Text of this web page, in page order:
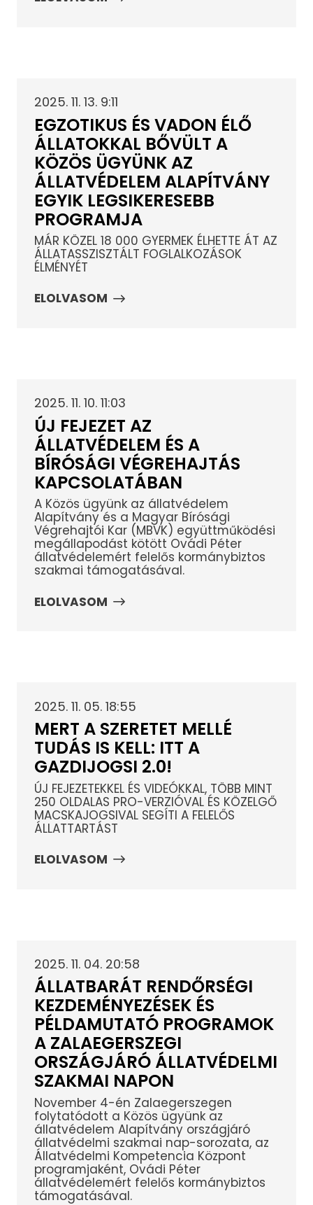
2025. 11. 13. 9:11
EGZOTIKUS ÉS VADON ÉLŐ
ÁLLATOKKAL BŐVÜLT A
KÖZÖS ÜGYÜNK AZ
ÁLLATVÉDELEM ALAPÍTVÁNY
EGYIK LEGSIKERESEBB
PROGRAMJA
MÁR KÖZEL 18 000 GYERMEK ÉLHETTE ÁT AZ
ÁLLATASSZISZTÁLT FOGLALKOZÁSOK
ÉLMÉNYÉT
ELOLVASOM
2025. 11. 10. 11:03
ÚJ FEJEZET AZ
ÁLLATVÉDELEM ÉS A
BÍRÓSÁGI VÉGREHAJTÁS
KAPCSOLATÁBAN
A Közös ügyünk az állatvédelem
Alapítvány és a Magyar Bírósági
Végrehajtói Kar (MBVK) együttműködési
megállapodást kötött Ovádi Péter
állatvédelemért felelős kormánybiztos
szakmai támogatásával.
ELOLVASOM
2025. 11. 05. 18:55
MERT A SZERETET MELLÉ
TUDÁS IS KELL: ITT A
GAZDIJOGSI 2.0!
ÚJ FEJEZETEKKEL ÉS VIDEÓKKAL, TÖBB MINT
250 OLDALAS PRO-VERZIÓVAL ÉS KÖZELGŐ
MACSKAJOGSIVAL SEGÍTI A FELELŐS
ÁLLATTARTÁST
ELOLVASOM
2025. 11. 04. 20:58
ÁLLATBARÁT RENDŐRSÉGI
KEZDEMÉNYEZÉSEK ÉS
PÉLDAMUTATÓ PROGRAMOK
A ZALAEGERSZEGI
ORSZÁGJÁRÓ ÁLLATVÉDELMI
SZAKMAI NAPON
November 4-én Zalaegerszegen
folytatódott a Közös ügyünk az
állatvédelem Alapítvány országjáró
állatvédelmi szakmai nap-sorozata, az
Állatvédelmi Kompetencia Központ
programjaként, Ovádi Péter
állatvédelemért felelős kormánybiztos
támogatásával.